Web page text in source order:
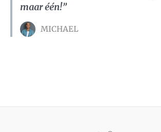
maar één!”
MICHAEL